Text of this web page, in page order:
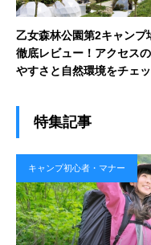
乙女森林公園第2キャンプ
徹底レビュー！アクセス
やすさと自然環境をチェ
特集記事
キャンプ初心者・マナー